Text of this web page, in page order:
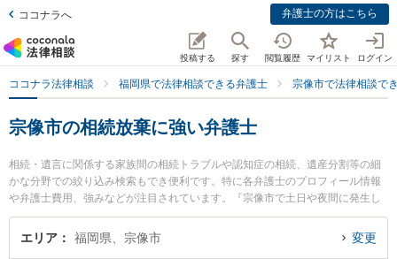
ココナラへ 弁護士の方はこちら
投稿する 探す 閲覧履歴 マイリスト ログイン
ココナラ法律相談 福岡県で法律相談できる弁護士 宗像市で法律相談で
宗像市の相続放棄に強い弁護士
相続・遺言に関係する家族間の相続トラブルや認知症の相続、遺産分割等の細
かな分野での絞り込み検索もでき便利です。特に各弁護士のプロフィール情報
や弁護士費用、強みなどが注目されています。『宗像市で土日や夜間に発生し
た相続放棄のトラブルを今すぐに弁護士に相談したい』『相続放棄のトラブル
解決の実績豊富な近くの弁護士を検索したい』『初回相談無料で相続放棄を法
エリア 福岡県、宗像市 変更